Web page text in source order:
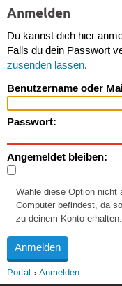
Anmelden
Du kannst dich hier
Falls du dein Passwort
zusenden lassen.
Benutzername oder
Passwort:
Angemeldet bleiben:
Wähle diese Option nicht
Computer befindest, da
zu deinem Konto erhalten.
Portal Anmelden